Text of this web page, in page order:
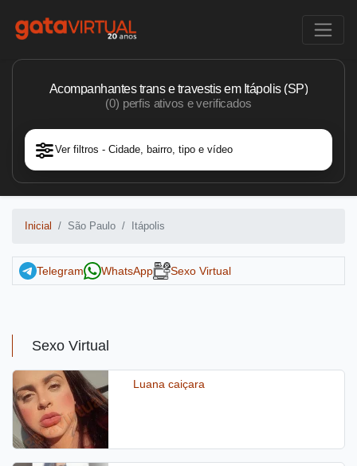
Acompanhantes trans e travestis em Itápolis (SP)
(0) perfis ativos e verificados
Ver filtros - Cidade, bairro, tipo e vídeo
Inicial São Paulo Itápolis
Telegram WhatsApp Sexo Virtual
Sexo Virtual
Luana caiçara